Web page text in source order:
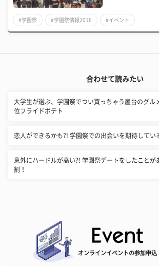
#学園祭 #学園祭情報2016 #イベント
合わせて読みたい
大学生が選ぶ、学園祭でつい買っちゃう屋台のグル
位フライドポテト
恋人ができるかも?! 学園祭での出会いを期待してい
意外にハードルが高い?! 学園祭デートをしたこと
割！
オンラインイベントの参加申込